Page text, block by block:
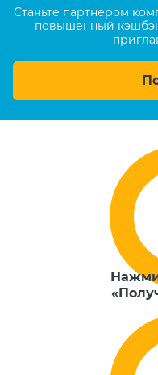
Станьте партнером
повышенный